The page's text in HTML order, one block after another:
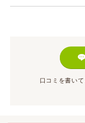
口コミを書いて